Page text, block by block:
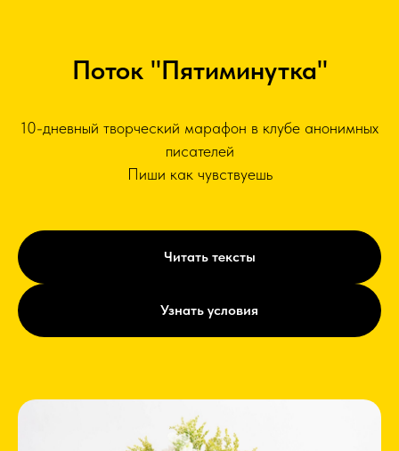
Поток "Пятиминутка"
10-дневный творческий марафон в клубе анонимных
писателей
Пиши как чувствуешь
Читать тексты
Узнать условия